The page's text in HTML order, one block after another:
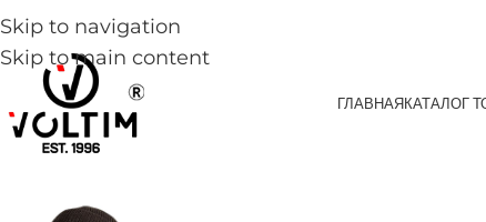
Skip to navigation
Skip to main content
ГЛАВНАЯКАТАЛОГ